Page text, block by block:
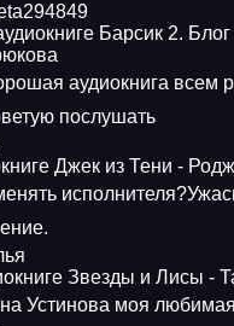
Барсик 2.
аудиокнига всем
послушать
Джек из Тени -
Звезды и Лисы -
Устинова моя